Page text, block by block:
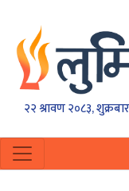
२२ श्रावण २०८३, शुक्रबार